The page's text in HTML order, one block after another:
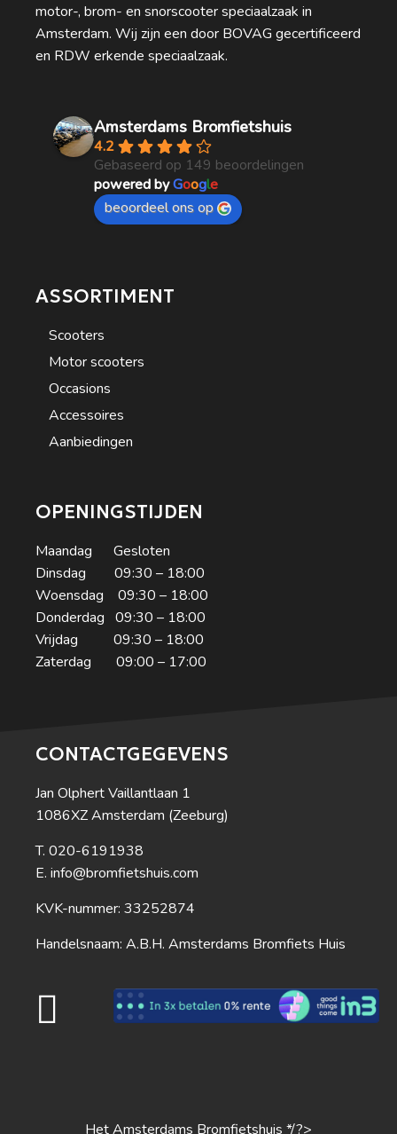
motor-, brom- en snorscooter speciaalzaak in
Amsterdam. Wij zijn een door BOVAG gecertificeerd
en RDW erkende speciaalzaak.
Amsterdams Bromfietshuis
4.2
Gebaseerd op 149 beoordelingen
powered byGoogle
beoordeel ons op
ASSORTIMENT
Scooters
Motor scooters
Occasions
Accessoires
Aanbiedingen
OPENINGSTIJDEN
Maandag Gesloten
Dinsdag 09:30 – 18:00
Woensdag 09:30 – 18:00
Donderdag 09:30 – 18:00
Vrijdag 09:30 – 18:00
Zaterdag 09:00 – 17:00
CONTACTGEGEVENS
Jan Olphert Vaillantlaan 1
1086XZ Amsterdam (Zeeburg)
020-6191938
info@bromfietshuis.com
KVK-nummer: 33252874
Handelsnaam: A.B.H. Amsterdams Bromfiets Huis
Het Amsterdams Bromfietshuis */?>